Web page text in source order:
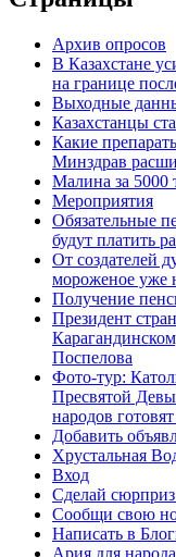
Архив опросов
В Казахстане
на границе
Выходные
Казахстанцы
Какие
Минздрав
Малина за 5000
Мероприятия
Обязательные
будут платить
От создателей
мороженое уже
Получение
Президент
Поспелова
Фото-тур:
Пресвятой
народов
Добавить
Хрустальная
Вход
Сделай
Сообщи свою
Написать в
Ария для народа